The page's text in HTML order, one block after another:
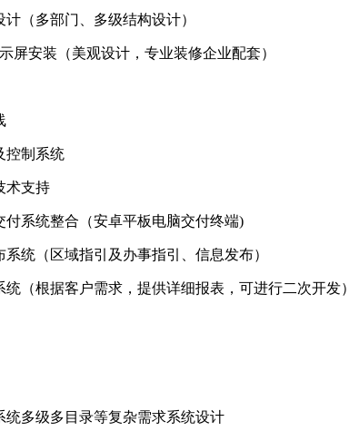
（多部门、多级结构设计）
屏安装（美观设计，专业装修企业配套）
控制系统
术支持
付系统整合（安卓平板电脑交付终端)
统（区域指引及办事指引、信息发布）
（根据客户需求，提供详细报表，可进行二次开发）
统多级多目录等复杂需求系统设计